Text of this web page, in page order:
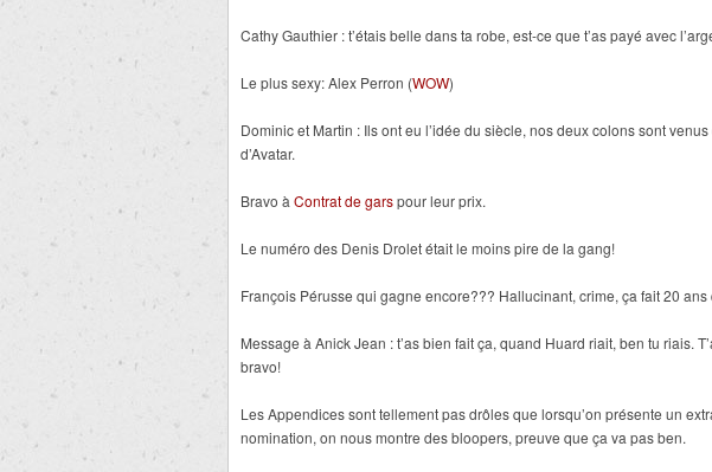
Cathy Gauthier : t’étais belle dans ta robe, est-ce que t’as payé avec
Le plus sexy: Alex Perron (WOW)
Dominic et Martin : Ils ont eu l’idée du siècle, nos deux colons sont
d’Avatar.
Bravo à Contrat de garspour leur prix.
Le numéro des Denis Drolet était le moins pire de la gang!
François Pérusse qui gagne encore??? Hallucinant, crime, ça fait 20 ans
Message à Anick Jean : t’as bien fait ça, quand Huard riait, ben tu riais.
bravo!
Les Appendices sont tellement pas drôles que lorsqu’on présente un
nomination, on nous montre des bloopers, preuve que ça va pas ben.